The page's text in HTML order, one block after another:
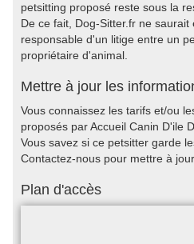
petsitting proposé reste sous la
De ce fait, Dog-Sitter.fr ne
responsable d'un litige entre un
propriétaire d'animal.
Mettre à jour les
Vous connaissez les tarifs et/ou
proposés par Accueil Canin D'ile
Vous savez si ce petsitter garde
Contactez-nous pour mettre à
Plan d'accès